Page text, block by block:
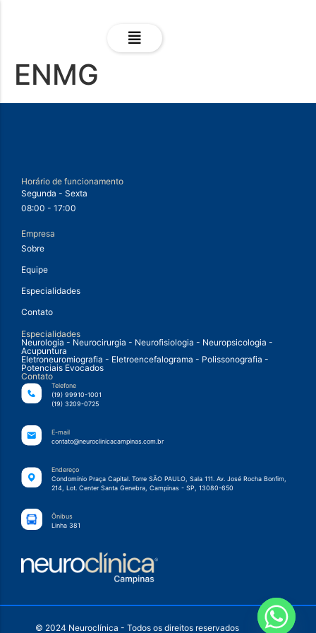
ENMG
Horário de funcionamento
Segunda - Sexta
08:00 - 17:00
Empresa
Sobre
Equipe
Especialidades
Contato
Especialidades
Neurologia - Neurocirurgia - Neurofisiologia - Neuropsicologia -
Acupuntura
Eletroneuromiografia - Eletroencefalograma - Polissonografia -
Potenciais Evocados
Contato
Telefone
(19) 99910-1001
(19) 3209-0725
E-mail
contato@neuroclinicacampinas.com.br
Endereço
Condomínio Praça Capital. Torre SÃO PAULO, Sala 111. Av. José Rocha Bonfim,
214, Lot. Center Santa Genebra, Campinas - SP, 13080-650
Ônibus
Linha 381
© 2024 Neuroclínica - Todos os direitos reservados